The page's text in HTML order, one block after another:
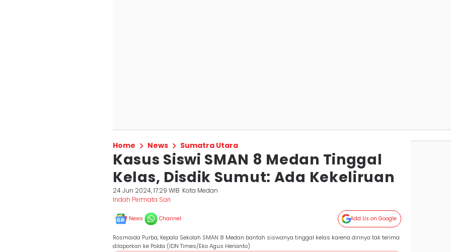
Home News Sumatra Utara
Kasus Siswi SMAN 8 Medan Tinggal
Kelas, Disdik Sumut: Ada Kekeliruan
24 Jun 2024, 17:29 WIB Kota Medan
Indah Permata Sari
News Channel Add Us on Google
Rosmaida Purba, Kepala Sekolah SMAN 8 Medan bantah siswanya tinggal kelas karena dirinya tak terima
dilaporkan ke Polda (IDN Times/Eko Agus Herianto)